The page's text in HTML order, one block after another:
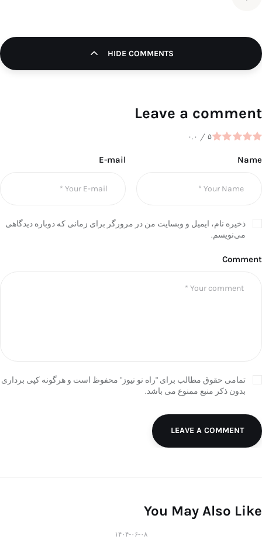
پایگاه خبری آبانHIDE COMMENTS
Leave a comment
۰.۰ / ۵
Name
E-mail
ذخیره نام، ایمیل و وبسایت من در مرورگر برای زمانی که دوباره دیدگاهی
می‌نویسم.
Comment
تمامی حقوق مطالب برای "راه نو نیوز" محفوظ است و هرگونه کپی برداری
بدون ذکر منبع ممنوع می باشد.
LEAVE A COMMENT
You May Also Like
۱۴۰۴-۰۶-۰۸